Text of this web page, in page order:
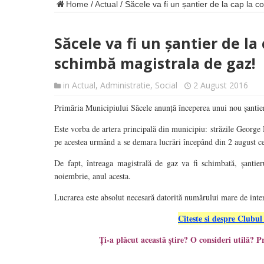
Home /Actual / Săcele va fi un șantier de la cap la
Săcele va fi un șantier de la
schimbă magistrala de gaz!
in Actual, Administratie, Social
2 August 2016
Primăria Municipiului Săcele anunță începerea unui nou
Este vorba de artera principală din municipiu: străzile
pe acestea urmând a se demara lucrări începând din 2 august
De fapt, întreaga magistrală de gaz va fi schimbată,
noiembrie, anul acesta.
Lucrarea este absolut necesară datorită numărului mare de
Citeste si despre
Ți-a plăcut această știre? O consideri utilă?